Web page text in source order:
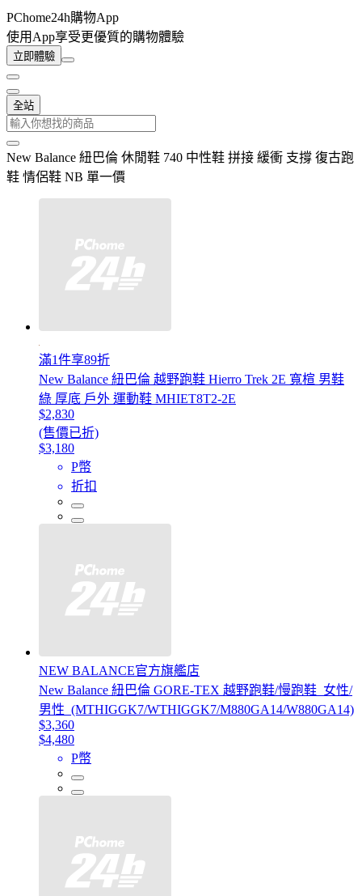
PChome24h購物App
使用App享受更優質的購物體驗
立即體驗
全站
New Balance 紐巴倫 休閒鞋 740 中性鞋 拼接 緩衝 支撐 復古跑
鞋 情侶鞋 NB 單一價
滿1件享89折
New Balance 紐巴倫 越野跑鞋 Hierro Trek 2E 寬楦 男鞋
綠 厚底 戶外 運動鞋 MHIET8T2-2E
$2,830
(售價已折)
$3,180
P幣
折扣
NEW BALANCE官方旗艦店
New Balance 紐巴倫 GORE-TEX 越野跑鞋/慢跑鞋_女性/
男性_(MTHIGGK7/WTHIGGK7/M880GA14/W880GA14)
$3,360
$4,480
P幣